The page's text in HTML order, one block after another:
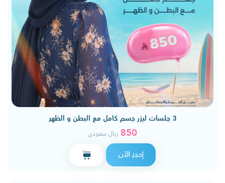
3 جلسات ليزر جسم كامل مع البطن و الظهر
850 ريال سعودي
إحجز الآن